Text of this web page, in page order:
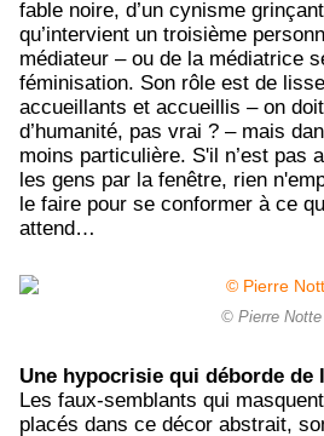
fable noire, d’un cynisme
qu’intervient un troisième
médiateur – ou de la médiatrice
féminisation. Son rôle est de
accueillants et accueillis – on
d’humanité, pas vrai ? – mais
moins particulière. S'il n’est pas
les gens par la fenêtre, rien
le faire pour se conformer à ce
attend…
© Pierre Notte
Une hypocrisie qui déborde de
Les faux-semblants qui
placés dans ce décor abstrait,